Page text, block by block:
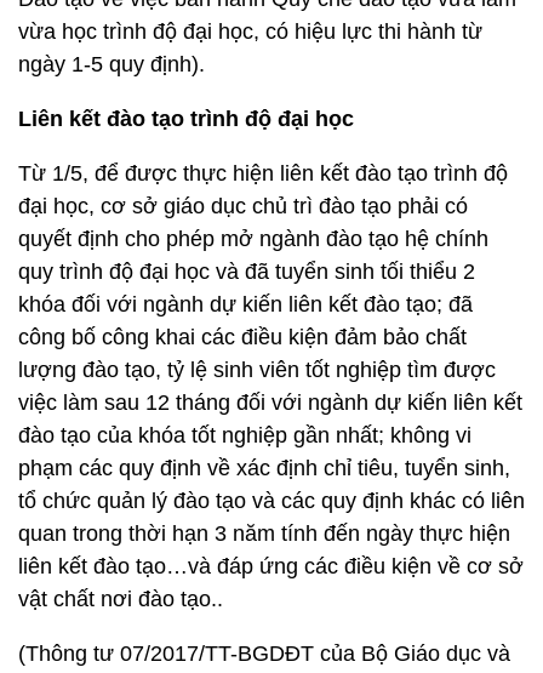
vừa học trình độ đại học, có hiệu lực thi hành từ
ngày 1-5 quy định).
Liên kết đào tạo trình độ đại học
Từ 1/5, để được thực hiện liên kết đào tạo trình độ
đại học, cơ sở giáo dục chủ trì đào tạo phải có
quyết định cho phép mở ngành đào tạo hệ chính
quy trình độ đại học và đã tuyển sinh tối thiểu 2
khóa đối với ngành dự kiến liên kết đào tạo; đã
công bố công khai các điều kiện đảm bảo chất
lượng đào tạo, tỷ lệ sinh viên tốt nghiệp tìm được
việc làm sau 12 tháng đối với ngành dự kiến liên kết
đào tạo của khóa tốt nghiệp gần nhất; không vi
phạm các quy định về xác định chỉ tiêu, tuyển sinh,
tổ chức quản lý đào tạo và các quy định khác có liên
quan trong thời hạn 3 năm tính đến ngày thực hiện
liên kết đào tạo…và đáp ứng các điều kiện về cơ sở
vật chất nơi đào tạo..
(Thông tư 07/2017/TT-BGDĐT của Bộ Giáo dục và